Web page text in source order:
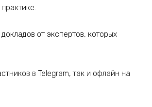
от экспертов, которых
в Telegram, так и офлайн на